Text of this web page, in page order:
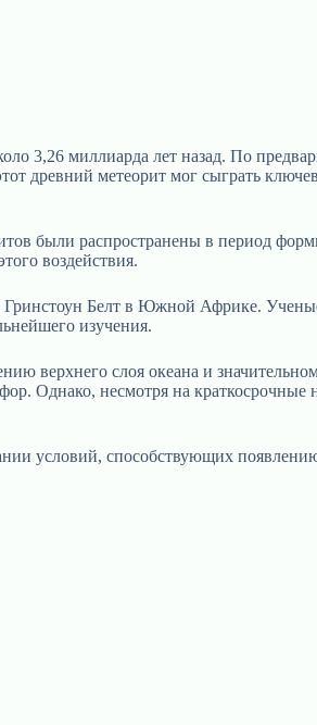
3,26 миллиарда лет назад. По
древний метеорит мог сыграть
были распространены в период
воздействия.
Гринстоун Белт в Южной Африке.
изучения.
верхнего слоя океана и
Однако, несмотря на краткосрочные
условий, способствующих